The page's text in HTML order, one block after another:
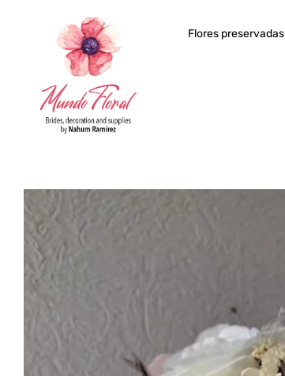
Flores preservadas